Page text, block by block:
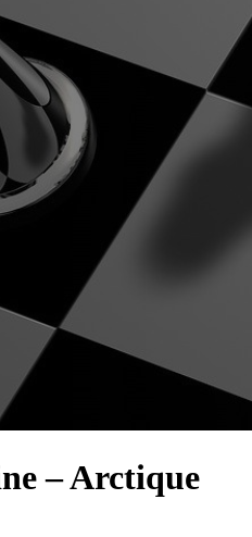
– Arctique